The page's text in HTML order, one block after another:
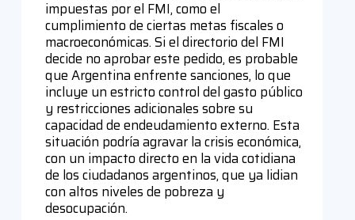
impuestas por el FMI, como el
cumplimiento de ciertas metas fiscales o
macroeconómicas. Si el directorio del FMI
decide no aprobar este pedido, es probable
que Argentina enfrente sanciones, lo que
incluye un estricto control del gasto público
y restricciones adicionales sobre su
capacidad de endeudamiento externo. Esta
situación podría agravar la crisis económica,
con un impacto directo en la vida cotidiana
de los ciudadanos argentinos, que ya lidian
con altos niveles de pobreza y
desocupación.